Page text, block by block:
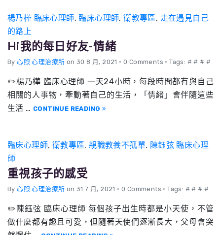
楊乃樺 臨床心理師, 臨床心理師,衛教專區, 走在遇見自己
的路上
Hi我的每日好友-情緒
By心煦 心理治療所 on 30 8 月, 2021 • 0 Comments • Tags: # # # #
✏️楊乃樺 臨床心理師 一天24小時，每段時間都有與自己
相關的人事物，牽動著自己的生活，「情緒」會伴隨這些
生活 … CONTINUE READING
臨床心理師, 衛教專區,親職教養不孤單, 陳鈺弦 臨床心理
師
重視孩子的感受
By心煦 心理治療所 on 31 7 月, 2021 • 0 Comments • Tags: # # # #
✏️陳鈺弦 臨床心理師 每個孩子出生時都是小天使，不管
做什麼都有趣且可愛，但隨著天使們逐漸長大，父母會突